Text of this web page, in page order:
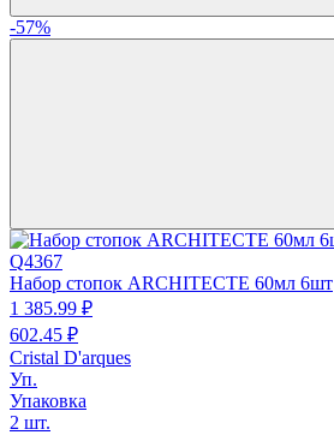
-57%
Q4367
Набор стопок ARCHITECTE 60мл 6шт
1 385.99 ₽
602.45 ₽
Cristal D'arques
Уп.
Упаковка
2 шт.